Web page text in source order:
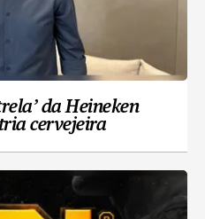
da Heineken
cervejeira